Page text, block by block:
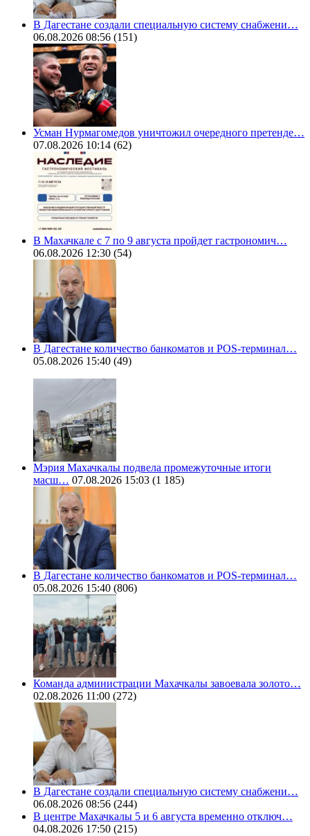
В Дагестане создали специальную систему снабжени…
06.08.2026 08:56 (151)
Усман Нурмагомедов уничтожил очередного претенде…
07.08.2026 10:14 (62)
В Махачкале с 7 по 9 августа пройдет гастрономич…
06.08.2026 12:30 (54)
В Дагестане количество банкоматов и POS-терминал…
05.08.2026 15:40 (49)
Мэрия Махачкалы подвела промежуточные итоги
масш… 07.08.2026 15:03 (1 185)
В Дагестане количество банкоматов и POS-терминал…
05.08.2026 15:40 (806)
Команда администрации Махачкалы завоевала золото…
02.08.2026 11:00 (272)
В Дагестане создали специальную систему снабжени…
06.08.2026 08:56 (244)
В центре Махачкалы 5 и 6 августа временно отключ…
04.08.2026 17:50 (215)